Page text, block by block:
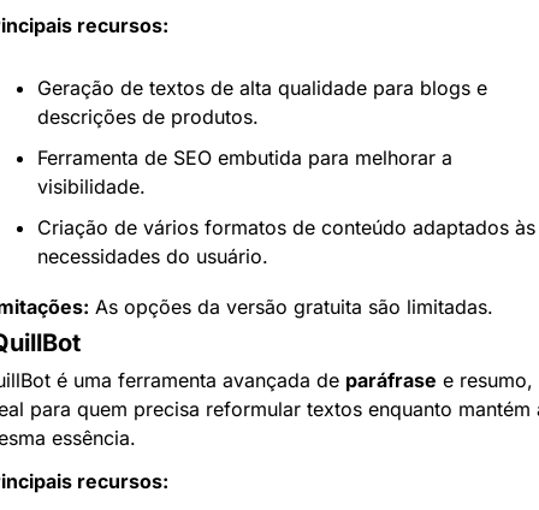
recursos:
Geração de textos de alta qualidade para blogs e
descrições de produtos.
Ferramenta de SEO embutida para melhorar a
visibilidade.
Criação de vários formatos de conteúdo adaptados às
necessidades do usuário.
As opções da versão gratuita são limitadas.
é uma ferramenta avançada de paráfrase e resumo,
para quem precisa reformular textos enquanto mantém
essência.
recursos: